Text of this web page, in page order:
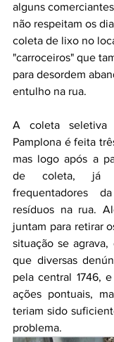
alguns
não respeitam os
coleta de lixo no
"carroceiros" que
para desordem
entulho na rua.
A coleta seletiva
Pamplona é feita
mas logo após a
de coleta, já
frequentadores
resíduos na rua.
juntam para retirar
situação se
que diversas
pela central 1746,
ações pontuais,
teriam sido
problema.